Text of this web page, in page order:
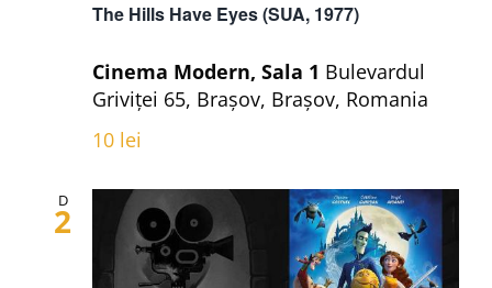
The Hills Have Eyes (SUA, 1977)
Cinema Modern, Sala 1 Bulevardul
Griviței 65, Brașov, Brașov, Romania
10 lei
D
2